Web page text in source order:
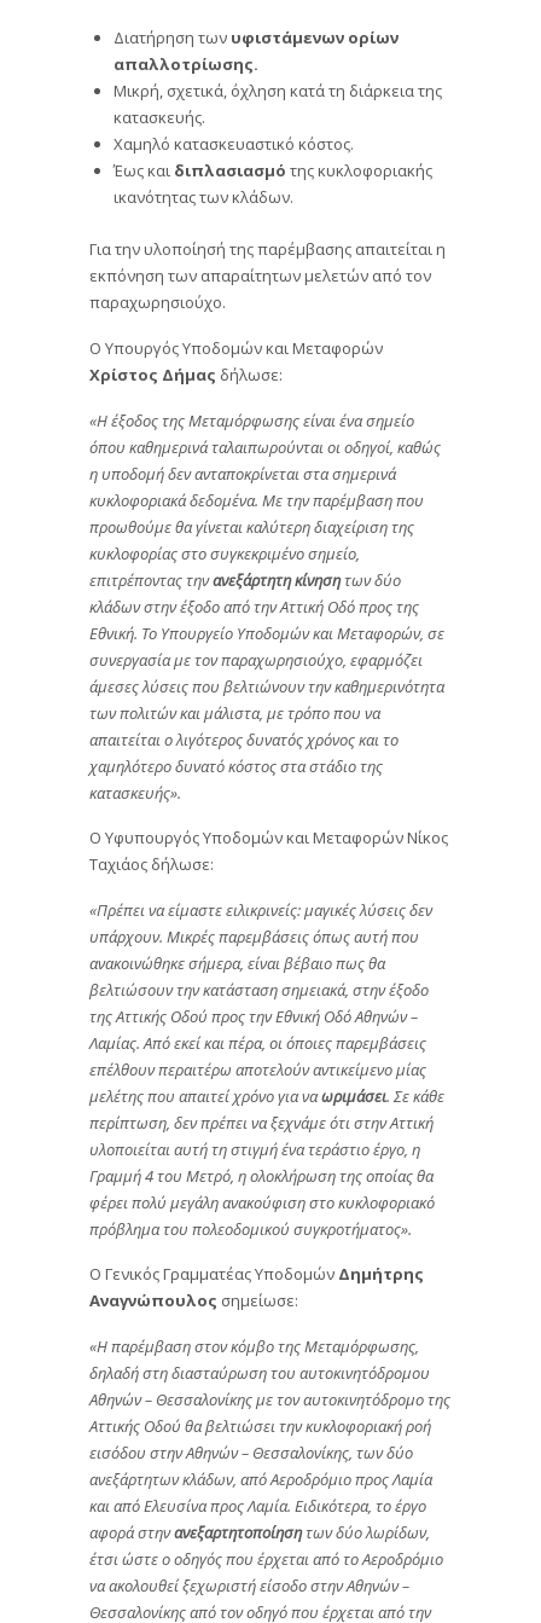
Διατήρηση των υφιστάμενων ορίων
απαλλοτρίωσης.
Μικρή, σχετικά, όχληση κατά τη διάρκεια της
κατασκευής.
Χαμηλό κατασκευαστικό κόστος.
Έως και διπλασιασμό της κυκλοφοριακής
ικανότητας των κλάδων.
Για την υλοποίησή της παρέμβασης απαιτείται η
εκπόνηση των απαραίτητων μελετών από τον
παραχωρησιούχο.
Ο Υπουργός Υποδομών και Μεταφορών
Χρίστος Δήμας δήλωσε:
«Η έξοδος της Μεταμόρφωσης είναι ένα σημείο
όπου καθημερινά ταλαιπωρούνται οι οδηγοί, καθώς
η υποδομή δεν ανταποκρίνεται στα σημερινά
κυκλοφοριακά δεδομένα. Με την παρέμβαση που
προωθούμε θα γίνεται καλύτερη διαχείριση της
κυκλοφορίας στο συγκεκριμένο σημείο,
επιτρέποντας τηνανεξάρτητη κίνησητων δύο
κλάδων στην έξοδο από την Αττική Οδό προς της
Εθνική. Το Υπουργείο Υποδομών και Μεταφορών, σε
συνεργασία με τον παραχωρησιούχο, εφαρμόζει
άμεσες λύσεις που βελτιώνουν την καθημερινότητα
των πολιτών και μάλιστα, με τρόπο που να
απαιτείται ο λιγότερος δυνατός χρόνος και το
χαμηλότερο δυνατό κόστος στα στάδιο της
κατασκευής».
Ο Υφυπουργός Υποδομών και Μεταφορών Νίκος
Ταχιάος δήλωσε:
«Πρέπει να είμαστε ειλικρινείς: μαγικές λύσεις δεν
υπάρχουν. Μικρές παρεμβάσεις όπως αυτή που
ανακοινώθηκε σήμερα, είναι βέβαιο πως θα
βελτιώσουν την κατάσταση σημειακά, στην έξοδο
της Αττικής Οδού προς την Εθνική Οδό Αθηνών –
Λαμίας. Από εκεί και πέρα, οι όποιες παρεμβάσεις
επέλθουν περαιτέρω αποτελούν αντικείμενο μίας
μελέτης που απαιτεί χρόνο για ναωριμάσει. Σε κάθε
περίπτωση, δεν πρέπει να ξεχνάμε ότι στην Αττική
υλοποιείται αυτή τη στιγμή ένα τεράστιο έργο, η
Γραμμή 4 του Μετρό, η ολοκλήρωση της οποίας θα
φέρει πολύ μεγάλη ανακούφιση στο κυκλοφοριακό
πρόβλημα του πολεοδομικού συγκροτήματος».
Ο Γενικός Γραμματέας Υποδομών Δημήτρης
Αναγνώπουλος σημείωσε:
«Η παρέμβαση στον κόμβο της Μεταμόρφωσης,
δηλαδή στη διασταύρωση του αυτοκινητόδρομου
Αθηνών – Θεσσαλονίκης με τον αυτοκινητόδρομο της
Αττικής Οδού θα βελτιώσει την κυκλοφοριακή ροή
εισόδου στην Αθηνών – Θεσσαλονίκης, των δύο
ανεξάρτητων κλάδων, από Αεροδρόμιο προς Λαμία
και από Ελευσίνα προς Λαμία. Ειδικότερα, το έργο
αφορά στηνανεξαρτητοποίησητων δύο λωρίδων,
έτσι ώστε ο οδηγός που έρχεται από το Αεροδρόμιο
να ακολουθεί ξεχωριστή είσοδο στην Αθηνών –
Θεσσαλονίκης από τον οδηγό που έρχεται από την